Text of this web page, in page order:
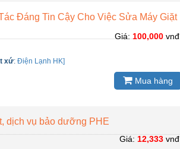
Đáng Tin Cậy Cho Việc Sửa Máy Giặt
xứ:Điện Lạnh HK]
Giá: 100,000vnđ
Mua hàng
dịch vụ bảo dưỡng PHE
Giá: 12,333vnđ